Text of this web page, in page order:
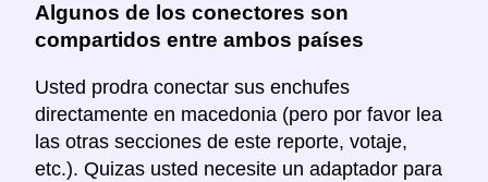
Algunos de los conectores son
compartidos entre ambos países
Usted prodra conectar sus enchufes
directamente en macedonia (pero por favor lea
las otras secciones de este reporte, votaje,
etc.). Quizas usted necesite un adaptador para